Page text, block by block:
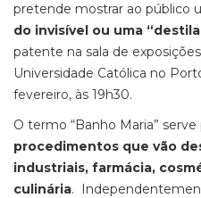
pretende mostrar ao público
do invisível ou uma
patente na sala de
Universidade Católica no
fevereiro, às 19h30.
O termo “Banho Maria”
procedimentos que vão
industriais, farmácia,
culinária.